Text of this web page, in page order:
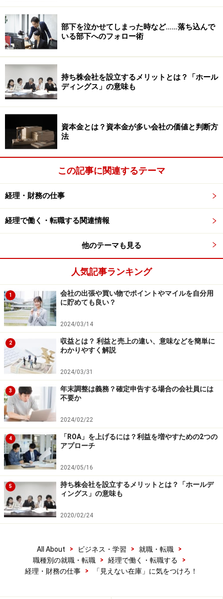
部下を泣かせてしまった時など……落ち込んで
いる部下へのフォロー術
持ち株会社を設立するメリットとは？「ホール
ディングス」の意味も
資本金とは？資本金が多い会社の価値と判断方
法
この記事に関連するテーマ
経理・財務の仕事
経理で働く・転職する関連情報
他のテーマも見る
人気記事ランキング
1
会社の出張や買い物でポイントやマイルを自分用
に貯めても良い？
2024/03/14
2
収益とは？ 利益と売上の違い、意味などを簡単に
わかりやすく解説
2024/03/31
3
年末調整は義務？確定申告する場合の会社員には
不要か
2024/02/22
4
「ROA」を上げるには？利益を増やすための2つの
アプローチ
2024/05/16
5
持ち株会社を設立するメリットとは？「ホールデ
ィングス」の意味も
2020/02/24
All About > ビジネス・学習 > 就職・転職
>
職種別の就職・転職
> 経理で働く・転職する
>
経理・財務の仕事
> 「見えない在庫」に気をつけろ！